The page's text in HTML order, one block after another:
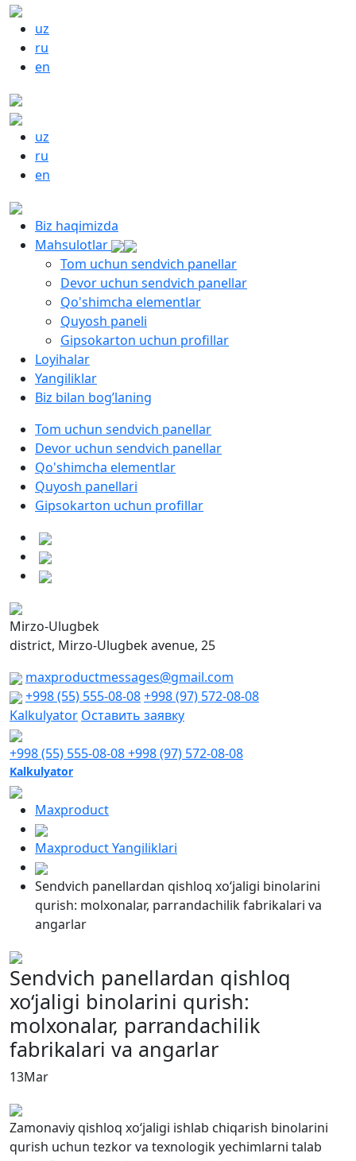
uz
ru
en
uz
ru
en
Biz haqimizda
Mahsulotlar
Tom uchun sendvich panellar
Devor uchun sendvich panellar
Qo'shimcha elementlar
Quyosh paneli
Gipsokarton uchun profillar
Loyihalar
Yangiliklar
Biz bilan bog’laning
Tom uchun sendvich panellar
Devor uchun sendvich panellar
Qo'shimcha elementlar
Quyosh panellari
Gipsokarton uchun profillar
Mirzo-Ulugbek
district, Mirzo-Ulugbek avenue, 25
maxproductmessages@gmail.com
+998 (55) 555-08-08+998 (97) 572-08-08
Kalkulyator Оставить заявку
+998 (55) 555-08-08+998 (97) 572-08-08
Kalkulyator
Maxproduct
Maxproduct Yangiliklari
Sendvich panellardan qishloq xo‘jaligi binolarini
qurish: molxonalar, parrandachilik fabrikalari va
angarlar
Sendvich panellardan qishloq
xo‘jaligi binolarini qurish:
molxonalar, parrandachilik
fabrikalari va angarlar
13Mar
Zamonaviy qishloq xo‘jaligi ishlab chiqarish binolarini
qurish uchun tezkor va texnologik yechimlarni talab